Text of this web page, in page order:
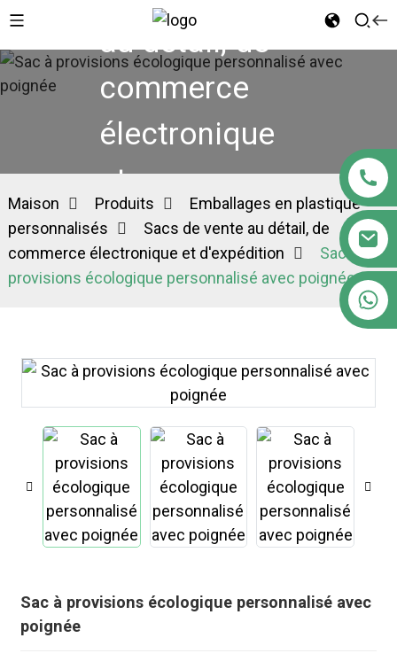
au détail, de
commerce
électronique
et
d'expédition
Maison Produits
Emballages en plastique
personnalisés
Sacs de vente au détail, de
commerce électronique et d'expédition
Sac à
provisions écologique personnalisé avec poignée
Sac à provisions écologique personnalisé avec
poignée
+86 18122593799